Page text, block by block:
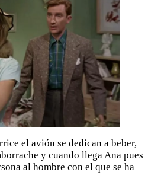
el avión se dedican a beber,
y cuando llega Ana pues
al hombre con el que se ha